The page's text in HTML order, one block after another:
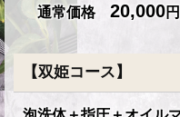
通常価格 20,000円
【双姫コース】